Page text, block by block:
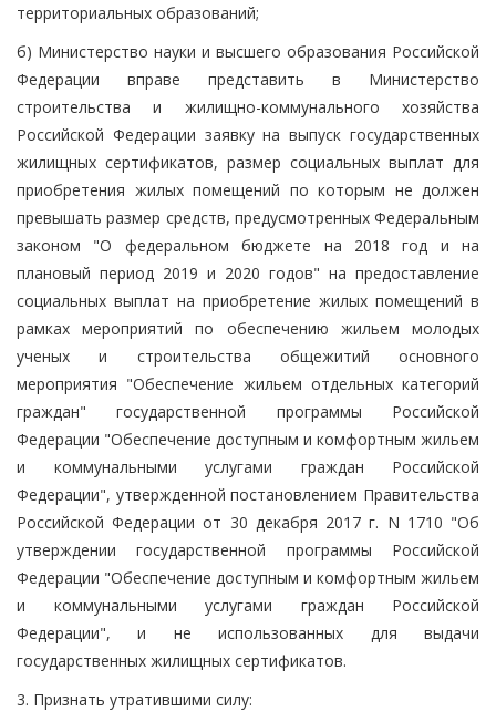
территориальных образований;
б) Министерство науки и высшего образования Российской
Федерации вправе представить в Министерство
строительства и жилищно-коммунального хозяйства
Российской Федерации заявку на выпуск государственных
жилищных сертификатов, размер социальных выплат для
приобретения жилых помещений по которым не должен
превышать размер средств, предусмотренных Федеральным
законом "О федеральном бюджете на 2018 год и на
плановый период 2019 и 2020 годов" на предоставление
социальных выплат на приобретение жилых помещений в
рамках мероприятий по обеспечению жильем молодых
ученых и строительства общежитий основного
мероприятия "Обеспечение жильем отдельных категорий
граждан" государственной программы Российской
Федерации "Обеспечение доступным и комфортным жильем
и коммунальными услугами граждан Российской
Федерации", утвержденной постановлением Правительства
Российской Федерации от 30 декабря 2017 г. N 1710 "Об
утверждении государственной программы Российской
Федерации "Обеспечение доступным и комфортным жильем
и коммунальными услугами граждан Российской
Федерации", и не использованных для выдачи
государственных жилищных сертификатов.
3. Признать утратившими силу: